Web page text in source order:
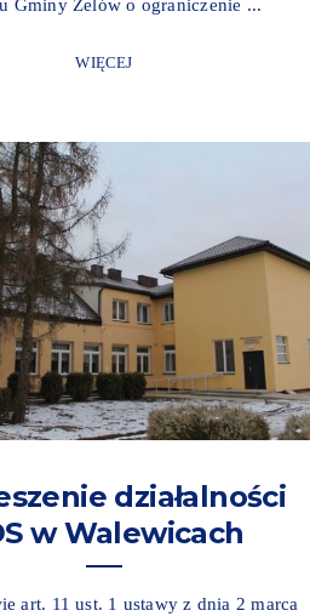
Gminy Zelów o ograniczenie ...
WIĘCEJ
działalności
w Walewicach
art. 11 ust. 1 ustawy z dnia 2 marca